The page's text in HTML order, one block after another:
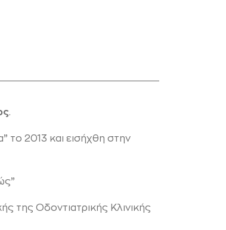
.
το 2013 και εισήχθη στην
της Οδοντιατρικής Κλινικής